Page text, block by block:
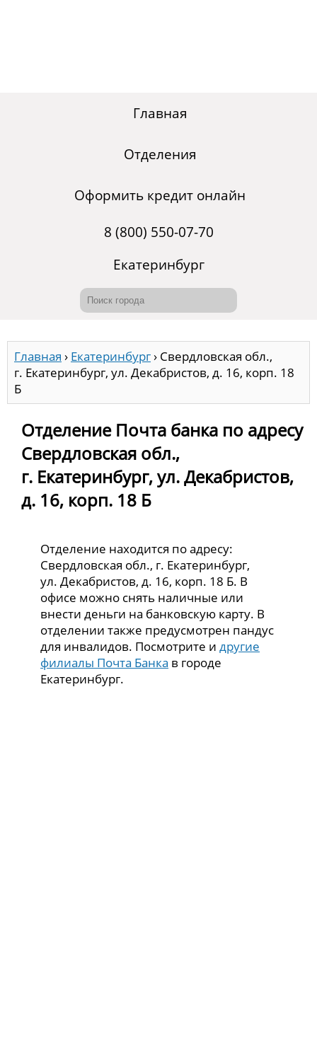
Главная
Отделения
Оформить кредит онлайн
8 (800) 550-07-70
Екатеринбург
Главная › Екатеринбург› Свердловская обл.,
г. Екатеринбург, ул. Декабристов, д. 16, корп. 18
Б
Отделение Почта банка по адресу
Свердловская обл.,
г. Екатеринбург, ул. Декабристов,
д. 16, корп. 18 Б
Отделение находится по адресу:
Свердловская обл., г. Екатеринбург,
ул. Декабристов, д. 16, корп. 18 Б. В
офисе можно снять наличные или
внести деньги на банковскую карту. В
отделении также предусмотрен пандус
для инвалидов. Посмотрите идругие
филиалы Почта Банка в городе
Екатеринбург.